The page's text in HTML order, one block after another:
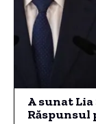
A sunat Lia